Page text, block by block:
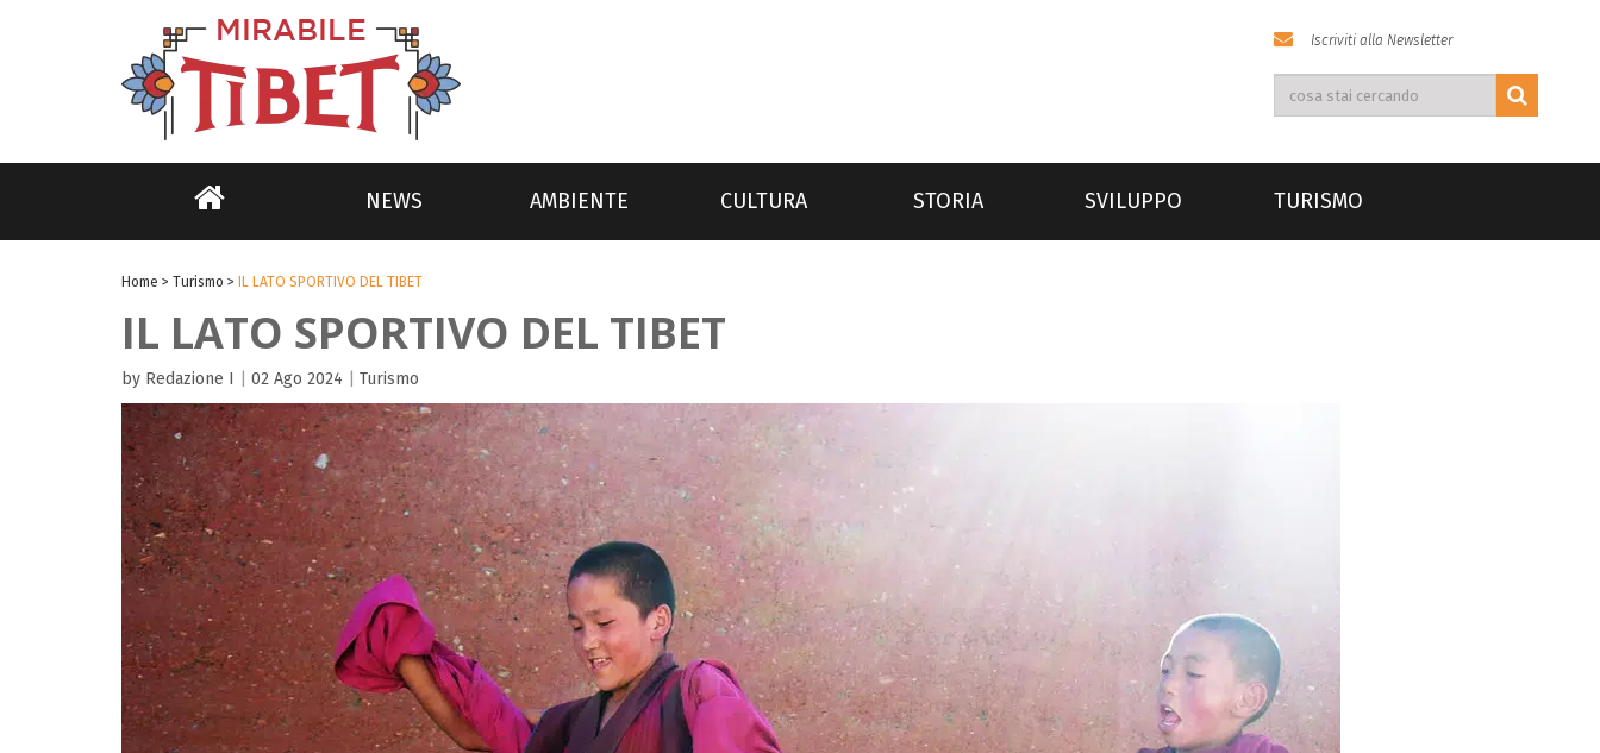
Iscriviti alla Newsletter
NEWS AMBIENTE CULTURA STORIA SVILUPPO TURISMO
Home > Turismo > IL LATO SPORTIVO DEL TIBET
IL LATO SPORTIVO DEL TIBET
by Redazione I 02 Ago 2024 Turismo